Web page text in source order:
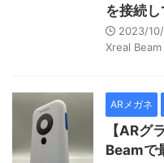
を接続
2023/
Xreal Beam
ARメガネ
【ARグ
Beamで